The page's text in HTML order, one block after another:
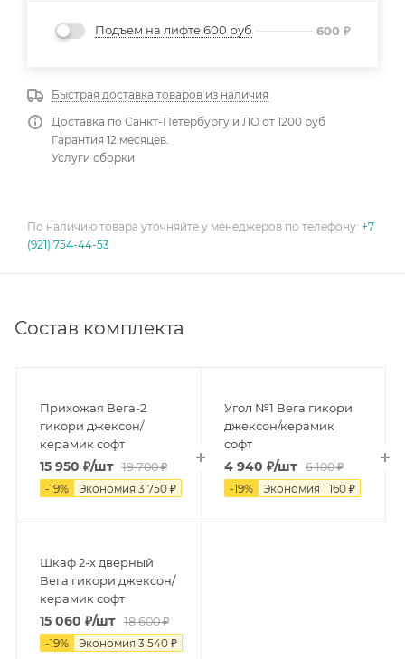
Подъем на лифте 600 руб 600 ₽
Быстрая доставка товаров из наличия
Доставка по Санкт-Петербургу и ЛО от 1200 руб
Гарантия 12 месяцев.
Услуги сборки
По наличию товара уточняйте у менеджеров по телефону: +7
(921) 754-44-53
Состав комплекта
Прихожая Вега-2
гикори джексон/
керамик софт
15 950 ₽/шт 19 700₽
-19% Экономия 3 750₽
Угол №1 Вега гикори
джексон/керамик
софт
4 940 ₽/шт 6 100₽
-19% Экономия 1 160 ₽
Шкаф 2-х дверный
Вега гикори джексон/
керамик софт
15 060 ₽/шт 18 600₽
-19% Экономия 3 540₽